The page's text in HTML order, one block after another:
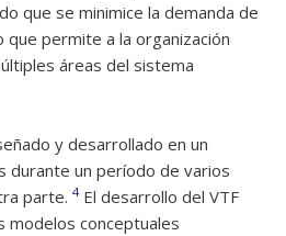
que se minimice la demanda de
que permite a la organización
áreas del sistema
y desarrollado en un
durante un período de varios
parte. 4El desarrollo del VTF
modelos conceptuales